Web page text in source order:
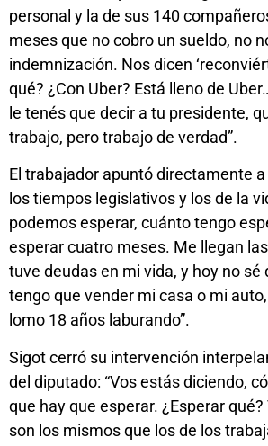
personal y la de sus 140
meses que no cobro un sueldo, no
indemnización. Nos dicen
qué? ¿Con Uber? Está lleno de
le tenés que decir a tu presidente,
trabajo, pero trabajo de verdad”.
El trabajador apuntó directamente
los tiempos legislativos y los de la
podemos esperar, cuánto tengo
esperar cuatro meses. Me llegan
tuve deudas en mi vida, y hoy no sé
tengo que vender mi casa o mi
lomo 18 años laburando”.
Sigot cerró su intervención
del diputado: “Vos estás diciendo,
que hay que esperar. ¿Esperar
son los mismos que los de los